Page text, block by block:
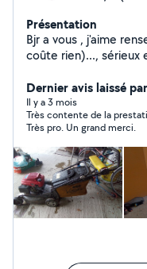
Présentation
Bjr a vous , j'aime renseigner
coûte rien)..., sérieux et appliquer dans mon travail. J'ai
passe par tous les
électricité, plomberie,
maçonnerie, béton
j'aime le jardinage , création de massif et aussi bien de
l'entretien et me passionne en
auto ou motoculture ( tondeuse , taille haie,
tronçonneuse etc....)
Dernier avis laissé
Il y a 3 mois
Très contente de la
Très pro. Un grand merci.